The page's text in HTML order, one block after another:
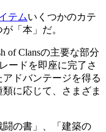
テムいくつかのカテ
「本」だ。
of Clansの主要な部分
ードを即座に完了さ
ドバンテージを得る
に応じて、さまざま
の書」、「建築の